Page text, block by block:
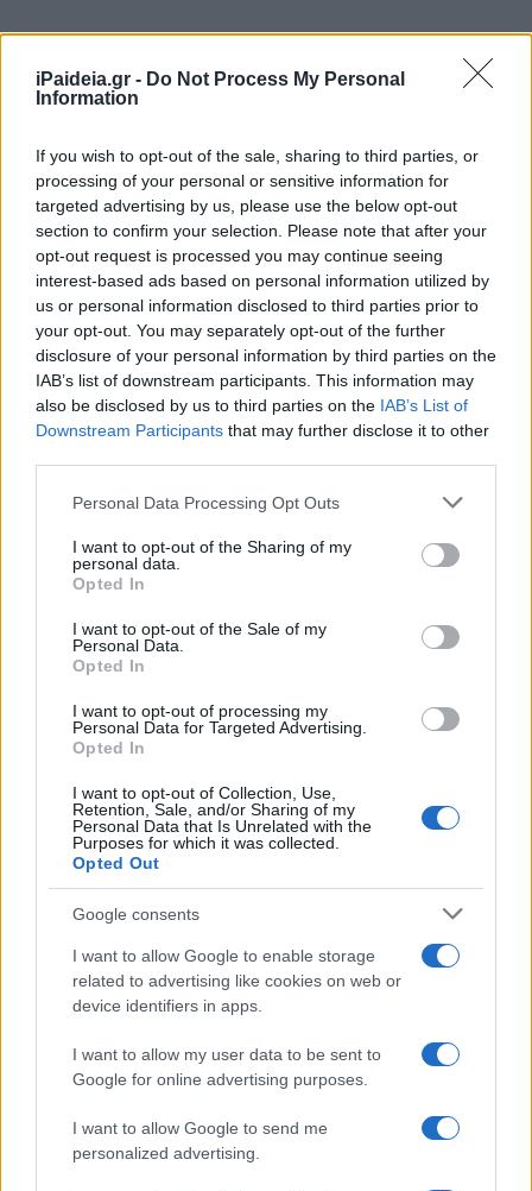
iPaideia.gr - Do Not Process My Personal
Information
If you wish to opt-out of the sale, sharing to third parties, or
processing of your personal or sensitive information for
targeted advertising by us, please use the below opt-out
section to confirm your selection. Please note that after your
opt-out request is processed you may continue seeing
interest-based ads based on personal information utilized by
us or personal information disclosed to third parties prior to
your opt-out. You may separately opt-out of the further
disclosure of your personal information by third parties on the
IAB’s list of downstream participants. This information may
also be disclosed by us to third parties on the IAB’s List of
Downstream Participants that may further disclose it to other
Please note that this website/app uses one or more Google
not limited to your visit or usage behaviour. You may click to
grant or deny consent to Google and its third-party tags to
use your data for below specified purposes in below Google
consent section.
Personal Data Processing Opt Outs
I want to opt-out of the Sharing of my
personal data.
Opted In
I want to opt-out of the Sale of my
Personal Data.
Opted In
I want to opt-out of processing my
Personal Data for Targeted Advertising.
Opted In
I want to opt-out of Collection, Use,
Retention, Sale, and/or Sharing of my
Personal Data that Is Unrelated with the
Purposes for which it was collected.
Opted Out
Google consents
I want to allow Google to enable storage
related to advertising like cookies on web or
device identifiers in apps.
I want to allow my user data to be sent to
Google for online advertising purposes.
I want to allow Google to send me
personalized advertising.
Ακολουθείστε το iPaideia.gr στο
TελευταίεςΕιδήσεις για την Παιδεία και την
Στην Κατηγορία:
ΕΚΘΕΣΗ
ΘΕΜΑΤΑ ΠΑΝΕΛΛΗΝΙΩΝ 2025
ΠΑΝΕΛΛΗΝΙΕΣ 2025
ΔΙΑΒΑΣΤΕ ΑΚΟΜΑ